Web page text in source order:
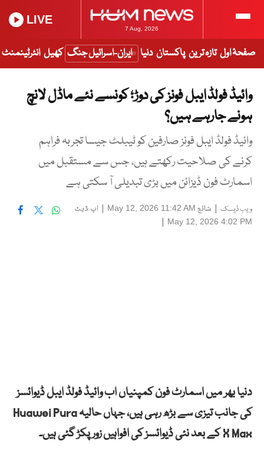
7 Aug, 2026
LIVE
صفحۂ اول تازہ ترین پاکستان دنیا ایران-اسرائیل جنگ کھیل انٹرٹینمنٹ
وائیڈ فولڈ ایبل فونز کی دوڑ؛ کونسے نئے ماڈل لانچ
ہونے جارہے ہیں؟
وائیڈ فولڈ ایبل فونز صارفین کو ٹیبلٹ جیسا تجربہ فراہم
کرنے کی صلاحیت رکھتے ہیں، جس سے مستقبل میں
اسمارٹ فون ڈیزائن میں بڑی تبدیلی آ سکتی ہے
ویب ڈیسک | شائع May 12, 2026 11:42 AM
| اپ ڈیٹ
May 12, 2026 4:02 PM
|
دنیا بھر میں اسمارٹ فون کمپنیاں اب وائیڈ فولڈ ایبل ڈیوائسز
کی جانب تیزی سے بڑھ رہی ہیں، جہاں حالیہ Huawei Pura
X Max کے بعد نئی ڈیوائسز کی افواہیں زور پکڑ گئی ہیں۔